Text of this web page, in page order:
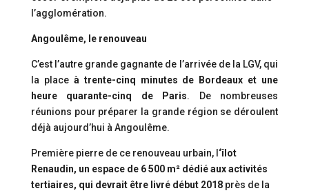
l’agglomération.
Angoulême, le renouveau
C’est l’autre grande gagnante de l’arrivée de la LGV, qui
la place à trente-cinq minutes de Bordeaux et une
heure quarante-cinq de Paris. De nombreuses
réunions pour préparer la grande région se déroulent
déjà aujourd’hui à Angoulême.
Première pierre de ce renouveau urbain, l ‘îlot
Renaudin, un espace de 6 500 m² dédié aux activités
tertiaires, qui devrait être livré début 2018près de la